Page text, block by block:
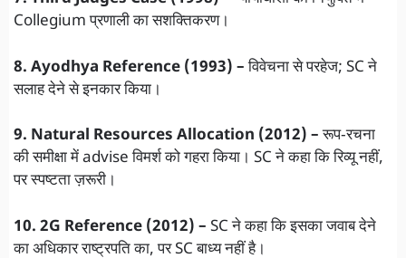
Collegium प्रणाली का सशक्तिकरण।
8. Ayodhya Reference (1993) –विवेचना से परहेज; SC ने
सलाह देने से इनकार किया।
9. Natural Resources Allocation (2012) –रूप‑रचना
की समीक्षा में advise विमर्श को गहरा किया। SC ने कहा कि रिव्यू नहीं,
पर स्पष्टता ज़रूरी।
10. 2G Reference (2012) – SC ने कहा कि इसका जवाब देने
का अधिकार राष्ट्रपति का, पर SC बाध्य नहीं है।